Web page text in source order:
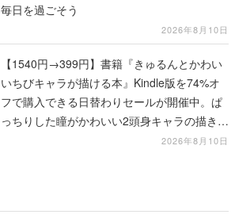
毎日を過ごそう
2026年8月10日
【1540円→399円】書籍『きゅるんとかわい
いちびキャラが描ける本』Kindle版を74%オ
フで購入できる日替わりセールが開催中。ぱ
っちりした瞳がかわいい2頭身キャラの描き方
2026年8月10日